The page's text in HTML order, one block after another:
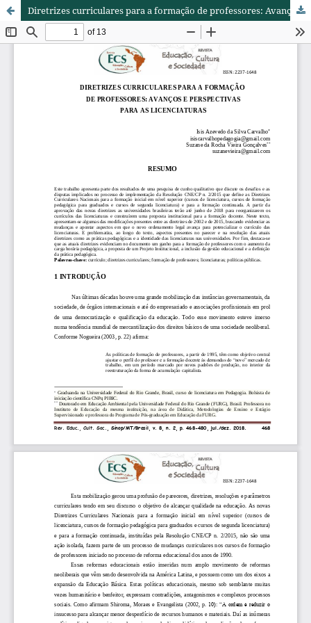
Diretrizes curriculares para a formação de professores: Avanços e perspectivas para as licenciaturas